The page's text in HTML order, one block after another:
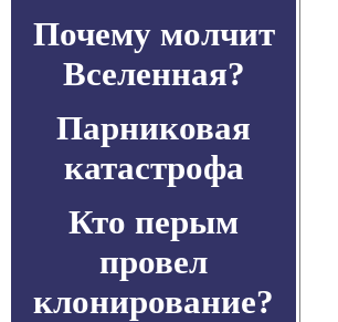
Почему молчит
Вселенная?
Парниковая
катастрофа
Кто перым
провел
клонирование?